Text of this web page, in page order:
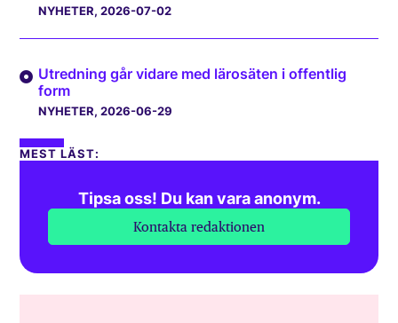
NYHETER, 2026-07-02
Utredning går vidare med lärosäten i offentlig
form
NYHETER, 2026-06-29
MEST LÄST:
Tipsa oss! Du kan vara anonym.
Kontakta redaktionen